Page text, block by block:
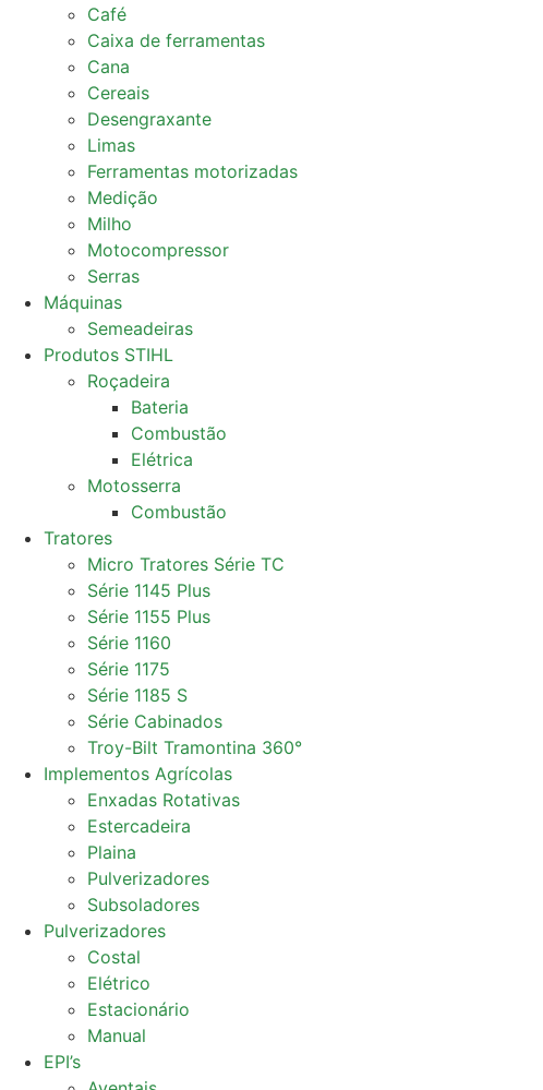
Café
Caixa de ferramentas
Cana
Cereais
Desengraxante
Limas
Ferramentas motorizadas
Medição
Milho
Motocompressor
Serras
Máquinas
Semeadeiras
Produtos STIHL
Roçadeira
Bateria
Combustão
Elétrica
Motosserra
Combustão
Tratores
Micro Tratores Série TC
Série 1145 Plus
Série 1155 Plus
Série 1160
Série 1175
Série 1185 S
Série Cabinados
Troy-Bilt Tramontina 360°
Implementos Agrícolas
Enxadas Rotativas
Estercadeira
Plaina
Pulverizadores
Subsoladores
Pulverizadores
Costal
Elétrico
Estacionário
Manual
EPI’s